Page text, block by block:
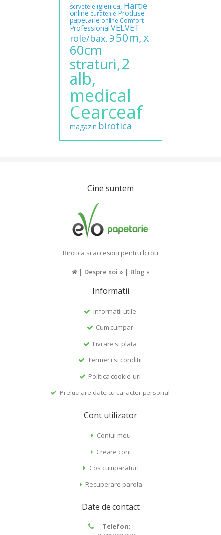
servetele igienica, Hartie
online curatenie Produse
papetarie online Comfort
Professional VELVET
role/bax, 950m,x
60cm
straturi,2
alb,
medical
Cearceaf
magazin birotica
Cine suntem
Birotica si accesorii pentru birou
| Despre noi » | Blog »
Informatii
Informatii utile
Cum cumpar
Livrare si plata
Termeni si conditii
Politica cookie-uri
Prelucrare date cu caracter personal
Cont utilizator
Contul meu
Creare cont
Cos cumparaturi
Recuperare parola
Date de contact
Telefon: